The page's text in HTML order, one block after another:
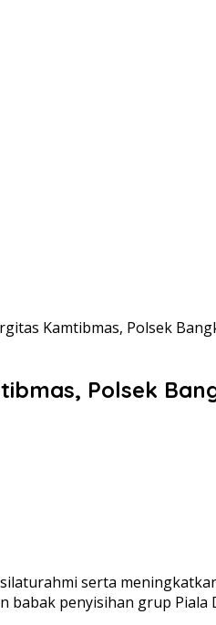
Kamtibmas, Polsek
Polsek
serta
penyisihan grup Piala